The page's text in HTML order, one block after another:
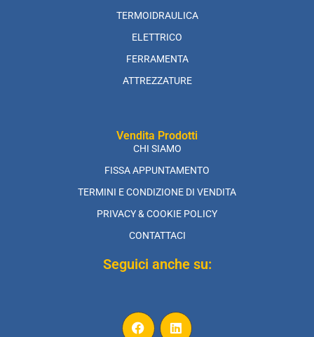
TERMOIDRAULICA
ELETTRICO
FERRAMENTA
ATTREZZATURE
Vendita Prodotti
CHI SIAMO
FISSA APPUNTAMENTO
TERMINI E CONDIZIONE DI VENDITA
PRIVACY & COOKIE POLICY
CONTATTACI
Seguici anche su: